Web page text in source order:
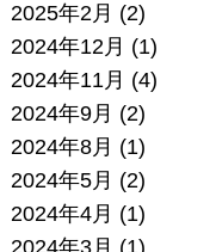
2025年2月 (2)
2024年12月 (1)
2024年11月 (4)
2024年9月 (2)
2024年8月 (1)
2024年5月 (2)
2024年4月 (1)